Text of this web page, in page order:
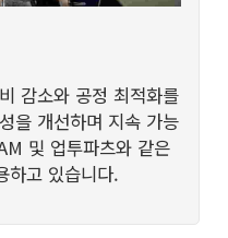
감소와 공정 최적화를
을 개선하며 지속 가능
및 업투파츠와 같은
하고 있습니다.